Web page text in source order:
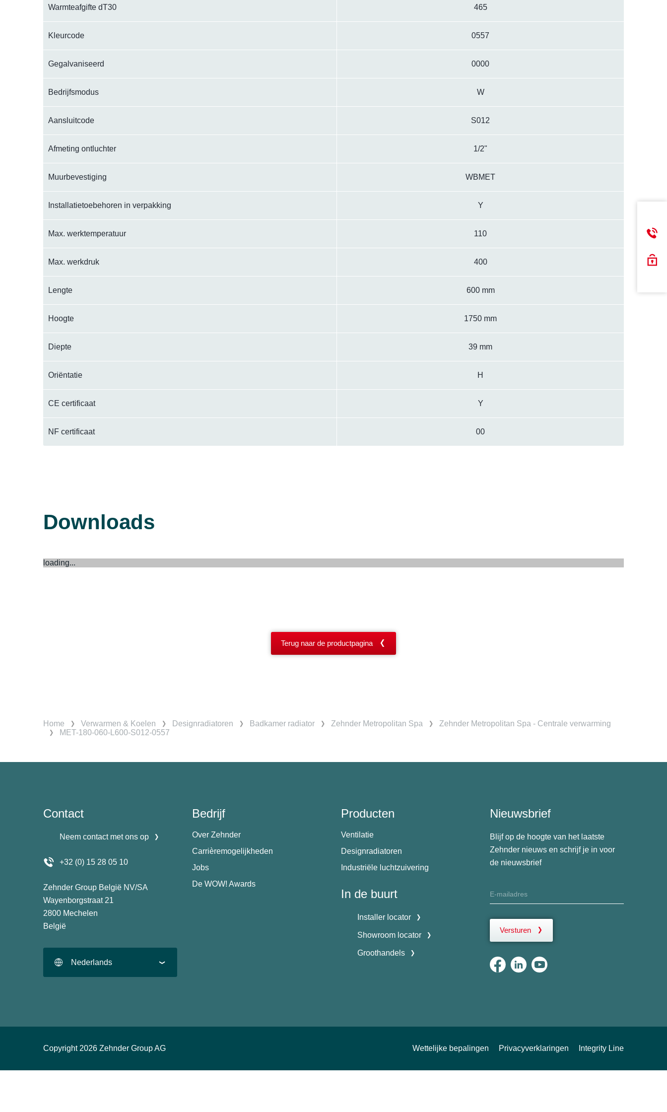
Warmteafgifte dT30 465
Kleurcode 0557
Gegalvaniseerd 0000
Bedrijfsmodus W
Aansluitcode S012
Afmeting ontluchter 1/2"
Muurbevestiging WBMET
Installatietoebehoren in verpakking Y
Max. werktemperatuur 110
Max. werkdruk 400
Lengte 600 mm
Hoogte 1750 mm
Diepte 39 mm
Oriëntatie H
CE certificaat Y
NF certificaat 00
Downloads
loading...
Terug naar de productpagina
Home Verwarmen & Koelen Designradiatoren Badkamer radiator Zehnder Metropolitan Spa
Zehnder Metropolitan Spa - Centrale verwarming
MET-180-060-L600-S012-0557
Contact
Neem contact met ons op
+32 (0) 15 28 05 10
Zehnder Group België NV/SA
Wayenborgstraat 21
2800 Mechelen
België
Nederlands
Bedrijf
Over Zehnder
Carrièremogelijkheden
Jobs
De WOW! Awards
Producten
Ventilatie
Designradiatoren
Industriële luchtzuivering
In de buurt
Installer locator
Showroom locator
Groothandels
Nieuwsbrief
Blijf op de hoogte van het laatste
Zehnder nieuws en schrijf je in voor
de nieuwsbrief
Versturen
Copyright 2026 Zehnder Group AG Wettelijke bepalingen Privacyverklaringen Integrity Line